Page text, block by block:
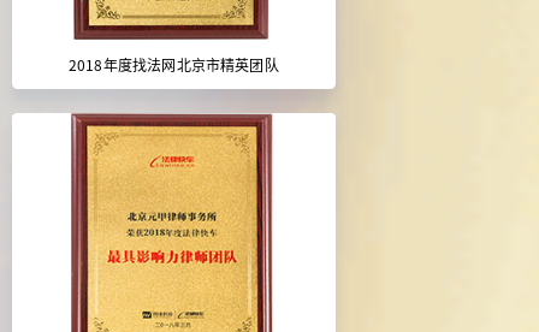
2018年度找法网北京市精英团队